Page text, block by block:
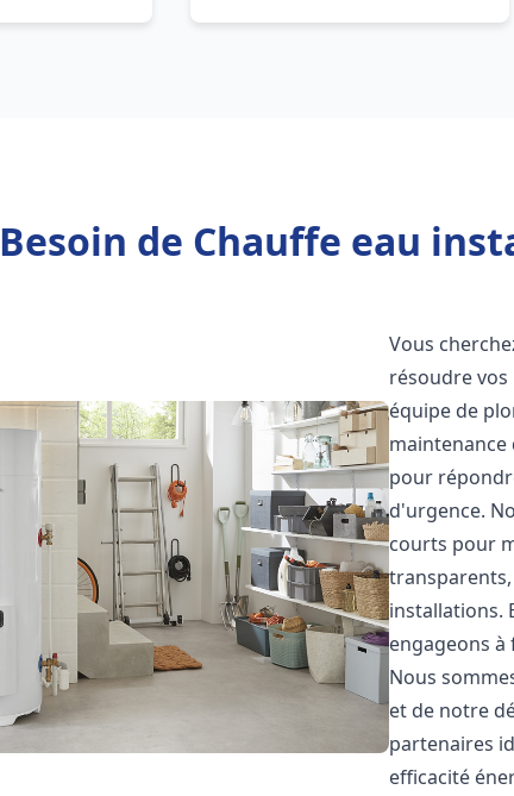
Besoin de Chauffe eau
Vous
résoudre
équipe de
maintenance
pour
d'urgence.
courts pour
installations.
engageons à
Nous
et de notre
partenaires
efficacité